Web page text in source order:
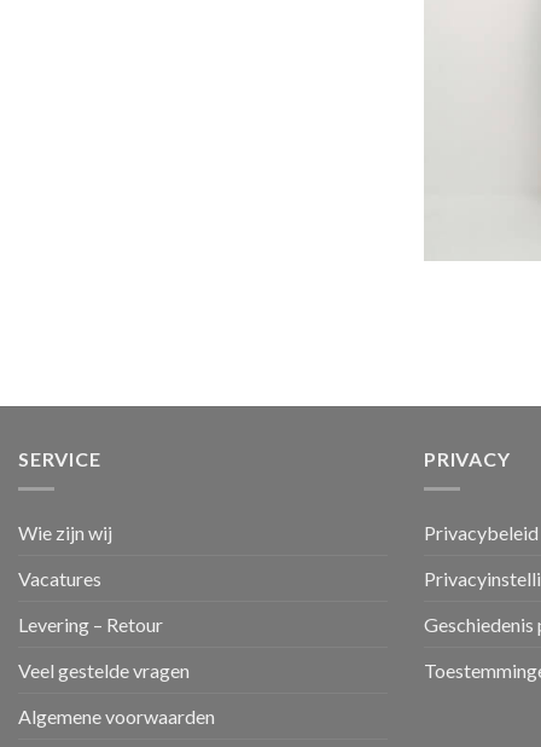
SERVICE
Wie zijn wij
Vacatures
Levering – Retour
Veel gestelde vragen
Algemene voorwaarden
PRIVACY
Privacybeleid